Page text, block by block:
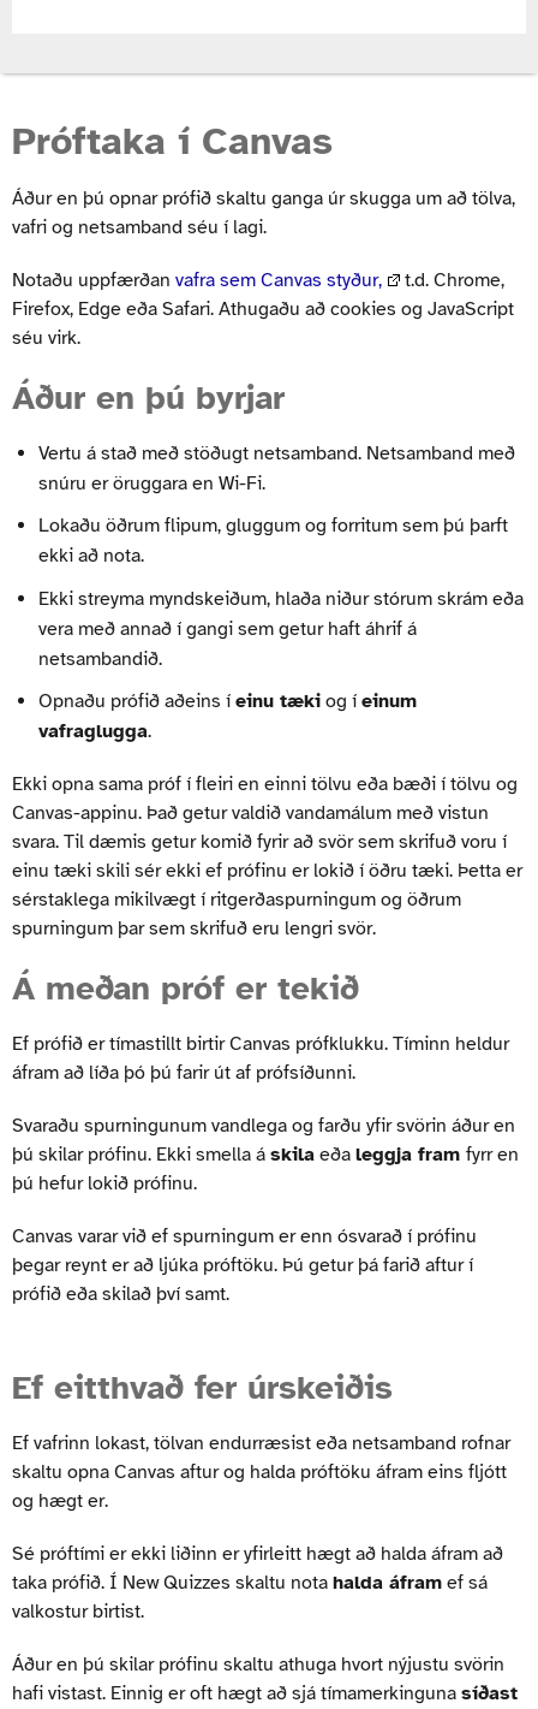
Próftaka í Canvas
Áður en þú opnar prófið skaltu ganga úr skugga um að tölva,
vafri og netsamband séu í lagi.
Notaðu uppfærðan vafra sem Canvas styður,
t.d. Chrome,
Firefox, Edge eða Safari. Athugaðu að cookies og JavaScript
séu virk.
Áður en þú byrjar
Vertu á stað með stöðugt netsamband. Netsamband með
snúru er öruggara en Wi-Fi.
Lokaðu öðrum flipum, gluggum og forritum sem þú þarft
ekki að nota.
Ekki streyma myndskeiðum, hlaða niður stórum skrám eða
vera með annað í gangi sem getur haft áhrif á
netsambandið.
Opnaðu prófið aðeins íeinu tæki og íeinum
vafraglugga.
Ekki opna sama próf í fleiri en einni tölvu eða bæði í tölvu og
Canvas-appinu. Það getur valdið vandamálum með vistun
svara. Til dæmis getur komið fyrir að svör sem skrifuð voru í
einu tæki skili sér ekki ef prófinu er lokið í öðru tæki. Þetta er
sérstaklega mikilvægt í ritgerðaspurningum og öðrum
spurningum þar sem skrifuð eru lengri svör.
Á meðan próf er tekið
Ef prófið er tímastillt birtir Canvas prófklukku. Tíminn heldur
áfram að líða þó þú farir út af prófsíðunni.
Svaraðu spurningunum vandlega og farðu yfir svörin áður en
þú skilar prófinu. Ekki smella á skila eða leggja fram fyrr en
þú hefur lokið prófinu.
Canvas varar við ef spurningum er enn ósvarað í prófinu
þegar reynt er að ljúka próftöku. Þú getur þá farið aftur í
prófið eða skilað því samt.
Ef eitthvað fer úrskeiðis
Ef vafrinn lokast, tölvan endurræsist eða netsamband rofnar
skaltu opna Canvas aftur og halda próftöku áfram eins fljótt
og hægt er.
Sé próftími er ekki liðinn er yfirleitt hægt að halda áfram að
taka prófið. Í New Quizzes skaltu nota halda áfram ef sá
valkostur birtist.
Áður en þú skilar prófinu skaltu athuga hvort nýjustu svörin
hafi vistast. Einnig er oft hægt að sjá tímamerkinguna síðast